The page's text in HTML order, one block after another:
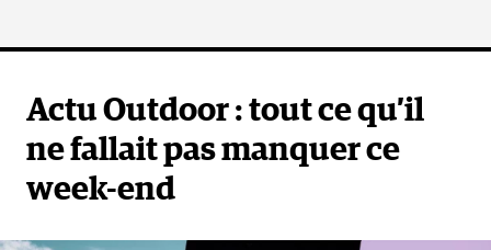
Actu Outdoor : tout ce qu’il
ne fallait pas manquer ce
week-end